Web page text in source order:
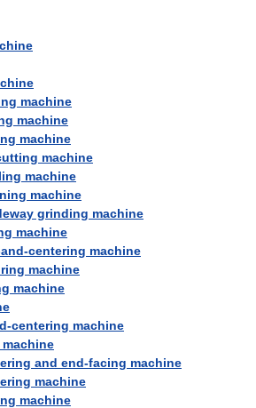
machine
machine
machine
machine
machine
machine
grinding machine
machine
centering machine
machine
machine
centering machine
and end-facing machine
machine
machine